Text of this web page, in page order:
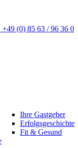
+49 (0) 85 63 / 96 36 0
Ihre Gastgeber
Erfolgsgeschichte
Fit & Gesund